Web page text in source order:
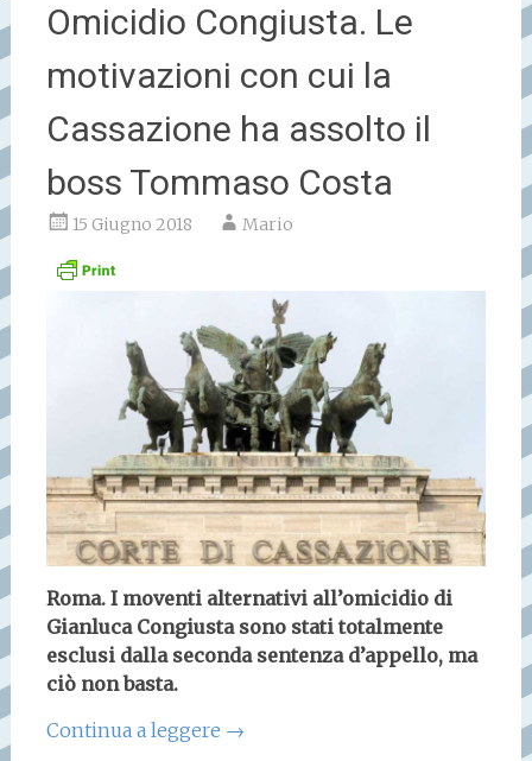
Omicidio Congiusta. Le
motivazioni con cui la
Cassazione ha assolto il
boss Tommaso Costa
15 Giugno 2018 Mario
Roma. I moventi alternativi all’omicidio di
Gianluca Congiusta sono stati totalmente
esclusi dalla seconda sentenza d’appello, ma
ciò non basta.
Continua a leggere →